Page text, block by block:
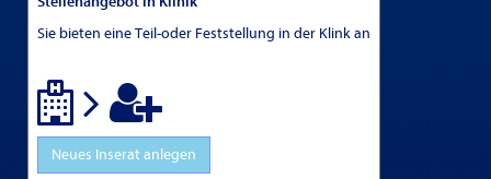
Sie bieten eine Teil-oder Feststellung in der Klink an
Neues Inserat anlegen